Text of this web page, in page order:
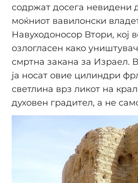
содржат досега невидени
моќниот вавилонски
Навуходоносор Втори, кој
озлогласен како
смртна закана за Израел.
ја носат овие цилиндри
светлина врз ликот на
духовен градител, а не